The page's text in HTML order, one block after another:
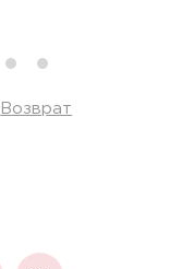
Возврат